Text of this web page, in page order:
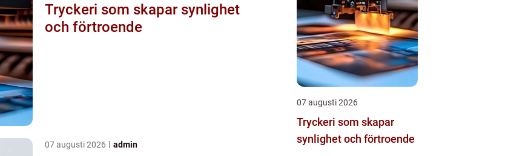
Tryckeri som skapar synlighet
och förtroende
07 augusti 2026 admin
07 augusti 2026
Tryckeri som skapar
synlighet och förtroende